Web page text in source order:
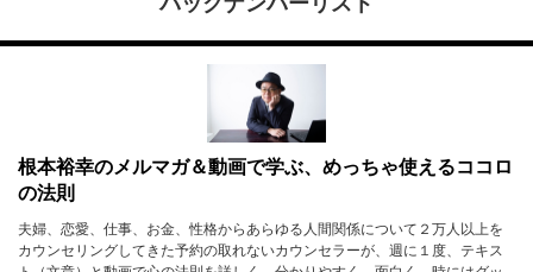
根本裕幸のメルマガ＆動画で学ぶ、めっちゃ使えるココロ
の法則
夫婦、恋愛、仕事、お金、性格からあらゆる人間関係について２万人以上を
カウンセリングしてきた予約の取れないカウンセラーが、週に１度、テキス